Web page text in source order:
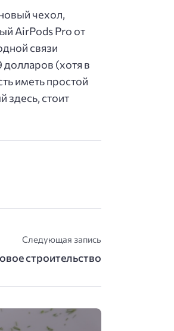
чехол,
AirPods Pro от
связи
долларов (хотя в
иметь простой
здесь, стоит
Следующая запись
строительство